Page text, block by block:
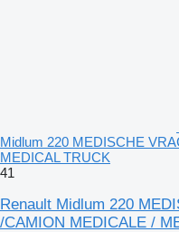
Midlum 220 MEDISCHE
MEDICAL TRUCK
41
Renault Midlum 220
/CAMION MEDICALE /